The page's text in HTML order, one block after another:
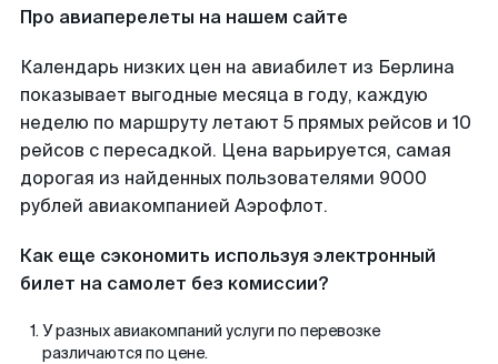
Про авиаперелеты на нашем сайте
Календарь низких цен на авиабилет из Берлина
показывает выгодные месяца в году, каждую
неделю по маршруту летают 5 прямых рейсов и 10
рейсов с пересадкой. Цена варьируется, самая
дорогая из найденных пользователями 9000
рублей авиакомпанией Аэрофлот.
Как еще сэкономить используя электронный
билет на самолет без комиссии?
У разных авиакомпаний услуги по перевозке
различаются по цене.